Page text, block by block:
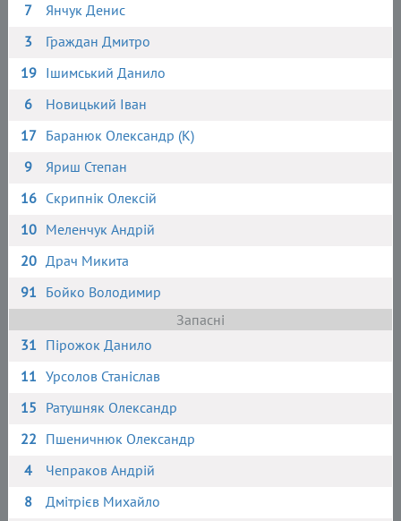
7
Янчук Денис
3
Граждан Дмитро
19 Ішимський Данило
6
Новицький Іван
17 Баранюк Олександр (К)
9
Яриш Степан
16 Скрипнік Олексій
10 Меленчук Андрій
20 Драч Микита
91 Бойко Володимир
Запасні
31 Пірожок Данило
11 Урсолов Станіслав
15 Ратушняк Олександр
22 Пшеничнюк Олександр
4
Чепраков Андрій
8
Дмітрієв Михайло